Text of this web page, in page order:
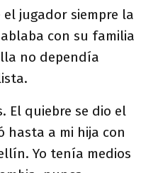
jugador siempre la
con su familia
no dependía
El quiebre se dio el
hasta a mi hija con
Yo tenía medios